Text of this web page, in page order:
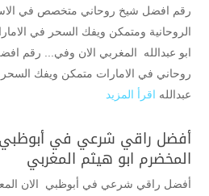
رقم افضل شيخ روحاني متخصص في
الروحانية ومتمكن ويفك السحر في
ابو عبدالله المغربي الان وفي... رقم
روحاني في الامارات متمكن ويفك السحر
عبدالله اقرأ المزيد
أفضل راقي شرعي في أبوظبي
المخضرم ابو هيثم المغربي
أفضل راقي شرعي في أبوظبي الان